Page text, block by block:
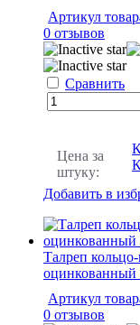
Артикул
0 отзывов
Сравнить
Цена за
штуку:
Добавить в
Талреп
Артикул
0 отзывов